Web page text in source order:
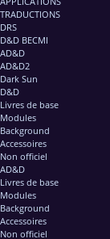
TRADUCTIONS
DRS
D&D BECMI
AD&D
AD&D2
Dark Sun
D&D
Livres de base
Modules
Background
Accessoires
Non officiel
AD&D
Livres de base
Modules
Background
Accessoires
Non officiel